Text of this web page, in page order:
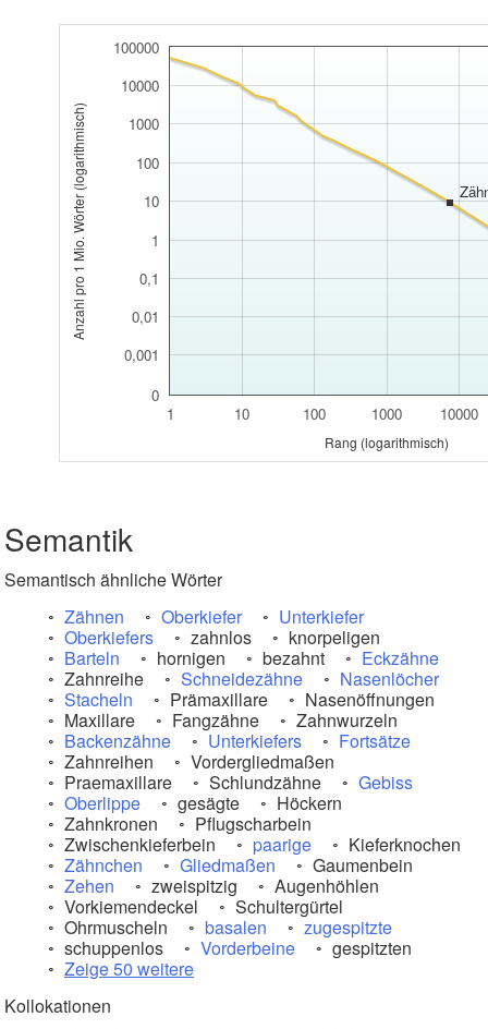
1 10 100 1000 10000
0
1
10
100
1000
10000
100000
0,001
0,01
0,1
Rang (logarithmisch)
Anzahl pro 1 Mio. Wörter (logarithmisch)
Semantik
Semantisch ähnliche Wörter
Zähnen
Oberkiefer
Unterkiefer
Oberkiefers
zahnlos
knorpeligen
Barteln
hornigen bezahnt
Eckzähne
Zahnreihe
Schneidezähne
Nasenlöcher
Stacheln
Prämaxillare
Nasenöffnungen
Maxillare
Fangzähne
Zahnwurzeln
Backenzähne
Unterkiefers
Fortsätze
Zahnreihen
Vordergliedmaßen
Praemaxillare
Schlundzähne
Gebiss
Oberlippe
gesägte
Höckern
Zahnkronen
Pflugscharbein
Zwischenkieferbein
paarige
Kieferknochen
Zähnchen
Gliedmaßen
Gaumenbein
Zehen
zweispitzig
Augenhöhlen
Vorkiemendeckel
Schultergürtel
Ohrmuscheln
basalen
zugespitzte
schuppenlos
Vorderbeine
gespitzten
Zeige 50 weitere
Kollokationen